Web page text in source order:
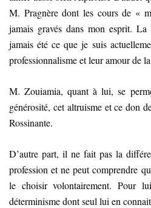
M. Pragnère dont les cours de «
jamais gravés dans mon esprit.
jamais été ce que je suis
professionnalisme et leur amour de
M. Zouiamia, quant à lui, se
générosité, cet altruisme et ce don
Rossinante.
D’autre part, il ne fait pas la
profession et ne peut comprendre
le choisir volontairement. Pour
déterminisme dont seul lui en